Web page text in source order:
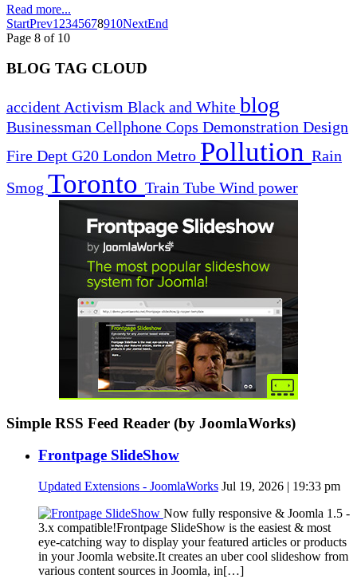
Read more...
StartPrev1 2345678910NextEnd
Page 8 of 10
BLOG TAG CLOUD
accident Activism Black and White blog
Businessman Cellphone Cops Demonstration Design
Fire Dept G20 London Metro Pollution Rain
Smog Toronto Train Tube Wind power
Simple RSS Feed Reader (by JoomlaWorks)
Frontpage SlideShow
Updated Extensions - JoomlaWorks Jul 19, 2026 | 19:33 pm
Now fully responsive & Joomla 1.5 -
3.x compatible!Frontpage SlideShow is the easiest & most
eye-catching way to display your featured articles or products
in your Joomla website.It creates an uber cool slideshow from
various content sources in Joomla, in[…]